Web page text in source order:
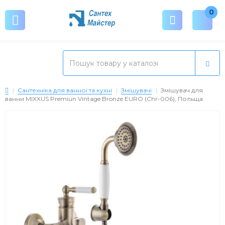
0
Сантехніка для ванної та кухні Змішувачі
Змішувач для
ванни MIXXUS Premiun Vintage Bronze EURO (Chr-006), Польща